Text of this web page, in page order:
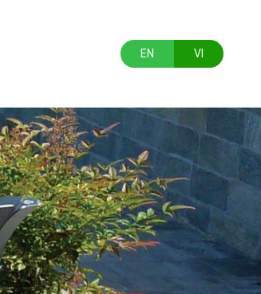
EN VI